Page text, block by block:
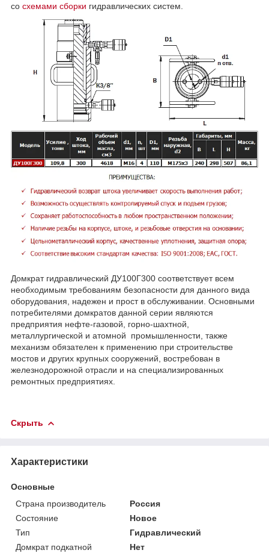
со схемами сборки гидравлических систем.
Домкрат гидравлический ДУ100Г300 соответствует всем
необходимым требованиям безопасности для данного вида
оборудования, надежен и прост в обслуживании. Основными
потребителями домкратов данной серии являются
предприятия нефте-газовой, горно-шахтной,
металлургической и атомной промышленности, также
механизм обязателен к применению при строительстве
мостов и других крупных сооружений, востребован в
железнодорожной отрасли и на специализированных
ремонтных предприятиях.
Скрыть
Характеристики
Основные
Страна производитель
Россия
Состояние
Новое
Тип
Гидравлический
Домкрат подкатной
Нет